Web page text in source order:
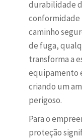
durabilidade
conformidade
caminho
de fuga,
transforma a
equipamento
criando um
perigoso.
Para o
proteção